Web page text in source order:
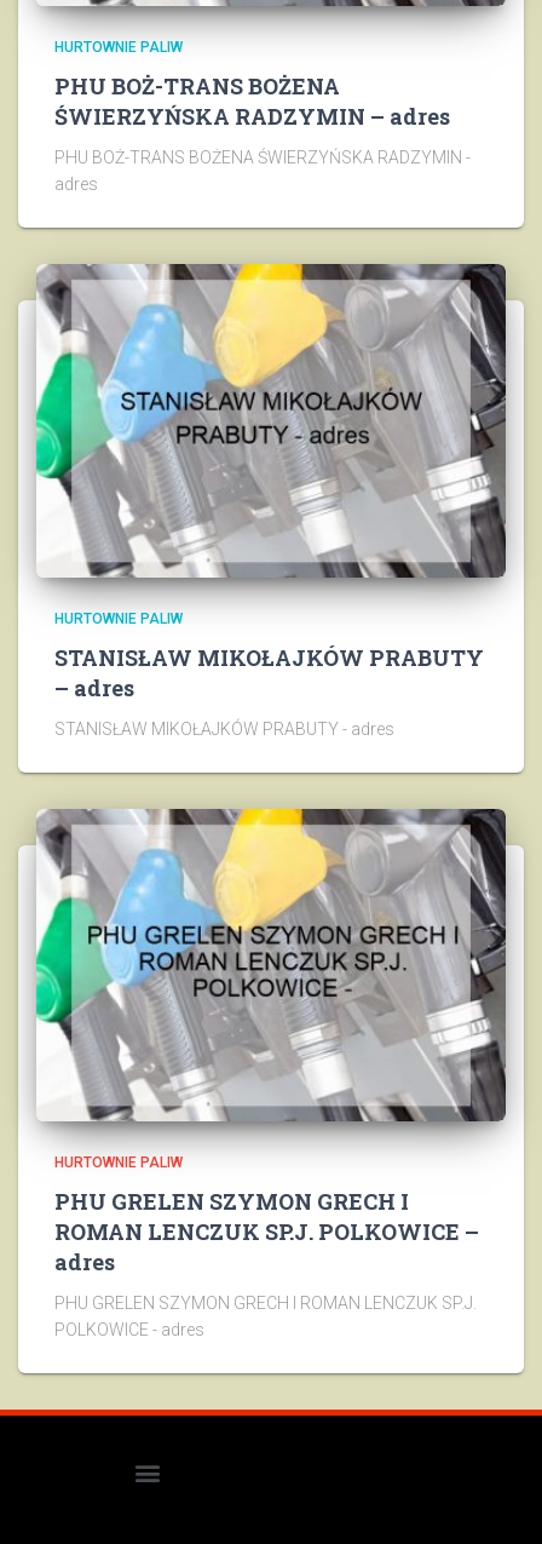
HURTOWNIE PALIW
PHU BOŻ-TRANS BOŻENA
ŚWIERZYŃSKA RADZYMIN – adres
PHU BOŻ-TRANS BOŻENA ŚWIERZYŃSKA RADZYMIN -
adres
HURTOWNIE PALIW
STANISŁAW MIKOŁAJKÓW PRABUTY
– adres
STANISŁAW MIKOŁAJKÓW PRABUTY - adres
HURTOWNIE PALIW
PHU GRELEN SZYMON GRECH I
ROMAN LENCZUK SP.J. POLKOWICE –
adres
PHU GRELEN SZYMON GRECH I ROMAN LENCZUK SP.J.
POLKOWICE - adres